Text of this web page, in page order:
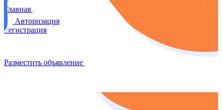
Главная
Авторизация
Регистрация
Разместить объявление